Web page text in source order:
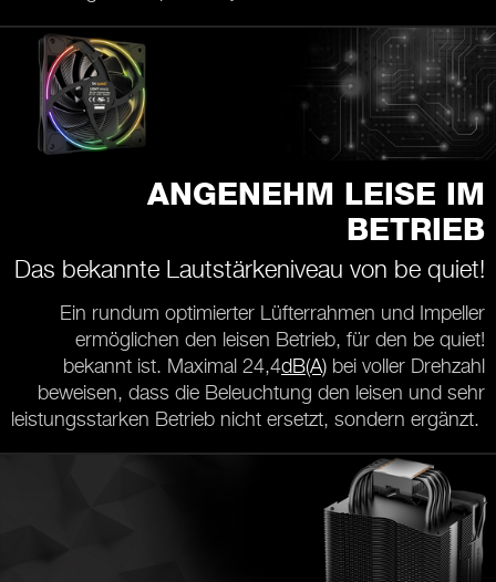
ANGENEHM LEISE IM
BETRIEB
Das bekannte Lautstärkeniveau von be quiet!
Ein rundum optimierter Lüfterrahmen und Impeller
ermöglichen den leisen Betrieb, für den be quiet!
bekannt ist. Maximal 24,4dB(A) bei voller Drehzahl
beweisen, dass die Beleuchtung den leisen und sehr
leistungsstarken Betrieb nicht ersetzt, sondern ergänzt.